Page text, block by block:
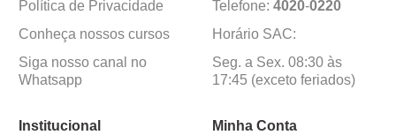
Política de Privacidade
Conheça nossos cursos
Siga nosso canal no
Whatsapp
Telefone: 4020-0220
Horário SAC:
Seg. a Sex. 08:30 às
17:45 (exceto feriados)
Institucional Minha Conta